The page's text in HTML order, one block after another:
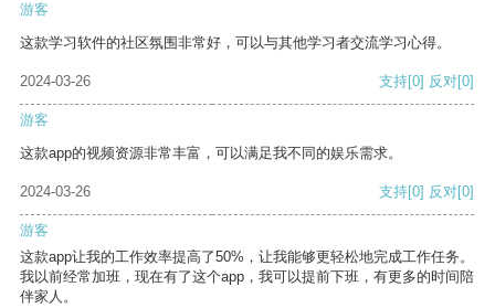
游客
这款学习软件的社区氛围非常好，可以与其他学习者交流学习心得。
2024-03-26 支持[0] 反对[0]
游客
这款app的视频资源非常丰富，可以满足我不同的娱乐需求。
2024-03-26 支持[0] 反对[0]
游客
这款app让我的工作效率提高了50%，让我能够更轻松地完成工作任务。
我以前经常加班，现在有了这个app，我可以提前下班，有更多的时间陪
伴家人。